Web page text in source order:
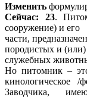
Изменить
Сейчас: 23.
сооружение) и его
части,
породистых и (или)
служебных
Но питомник –
кинологическое /
Заводчика,